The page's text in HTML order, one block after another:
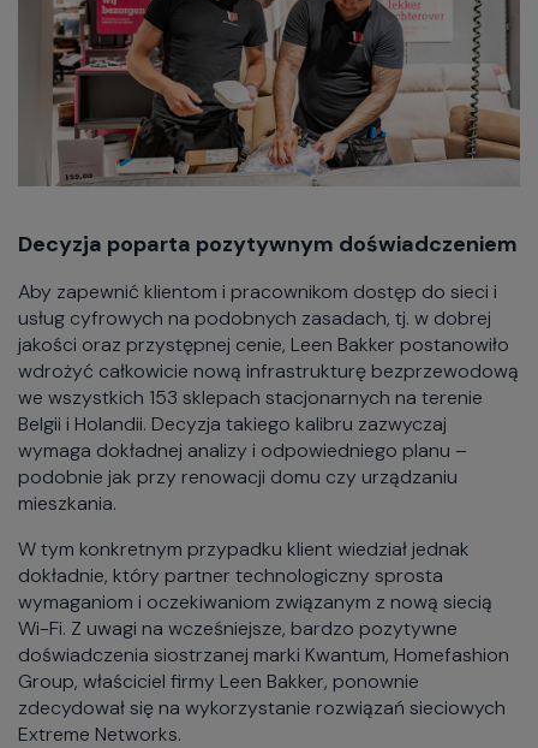
Decyzja poparta pozytywnym doświadczeniem
Aby zapewnić klientom i pracownikom dostęp do sieci i
usług cyfrowych na podobnych zasadach, tj. w dobrej
jakości oraz przystępnej cenie, Leen Bakker postanowiło
wdrożyć całkowicie nową infrastrukturę bezprzewodową
we wszystkich 153 sklepach stacjonarnych na terenie
Belgii i Holandii. Decyzja takiego kalibru zazwyczaj
wymaga dokładnej analizy i odpowiedniego planu –
podobnie jak przy renowacji domu czy urządzaniu
mieszkania.
W tym konkretnym przypadku klient wiedział jednak
dokładnie, który partner technologiczny sprosta
wymaganiom i oczekiwaniom związanym z nową siecią
Wi-Fi. Z uwagi na wcześniejsze, bardzo pozytywne
doświadczenia siostrzanej marki Kwantum, Homefashion
Group, właściciel firmy Leen Bakker, ponownie
zdecydował się na wykorzystanie rozwiązań sieciowych
Extreme Networks.